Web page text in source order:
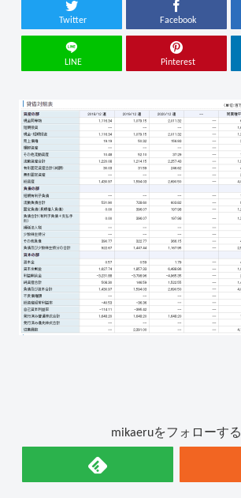
Twitter Facebook
LINE Pinterest
mikaeruをフォローする